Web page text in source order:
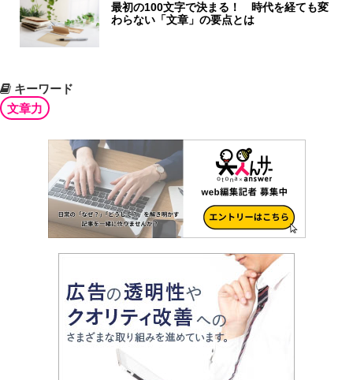
最初の100文字で決まる！ 時代を経ても変
わらない「文章」の要点とは
キーワード
文章力